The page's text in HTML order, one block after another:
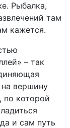
Рыбалка,
там
кажется.
– так
вершину
по которой
и сам путь